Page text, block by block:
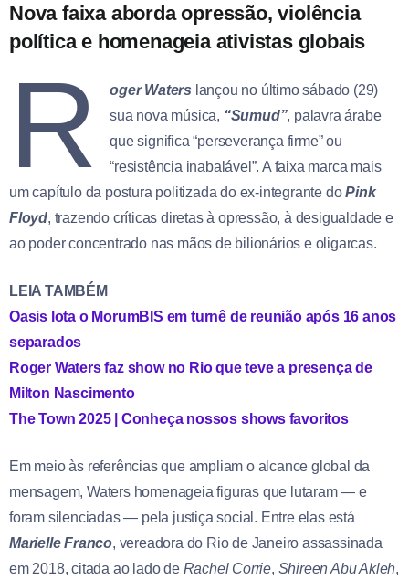
Nova faixa aborda opressão, violência
política e homenageia ativistas globais
R oger Waters lançou no último sábado (29)
sua nova música, “Sumud”, palavra árabe
que significa “perseverança firme” ou
“resistência inabalável”. A faixa marca mais
um capítulo da postura politizada do ex-integrante doPink
Floyd, trazendo críticas diretas à opressão, à desigualdade e
ao poder concentrado nas mãos de bilionários e oligarcas.
LEIA TAMBÉM
Oasis lota o MorumBIS em turnê de reunião após 16 anos
separados
Roger Waters faz show no Rio que teve a presença de
Milton Nascimento
The Town 2025 | Conheça nossos shows favoritos
Em meio às referências que ampliam o alcance global da
mensagem, Waters homenageia figuras que lutaram — e
foram silenciadas — pela justiça social. Entre elas está
Marielle Franco, vereadora do Rio de Janeiro assassinada
em 2018, citada ao lado de Rachel Corrie, Shireen Abu Akleh,